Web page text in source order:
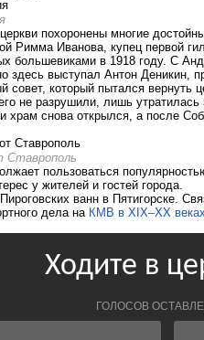
похоронены многие
Римма Иванова, купец первой
большевиками в 1918 году. С
здесь выступал Антон Деникин,
совет, который пытался вернуть
не разрушили, лишь
храм снова открылся, а после
Ставрополь
пользоваться
у жителей и гостей города.
ванн в Пятигорске.
дела наКМВ в XIX–XX веках